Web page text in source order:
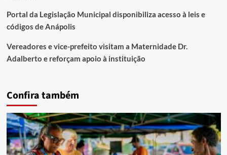
Portal da Legislação Municipal disponibiliza acesso à leis e
códigos de Anápolis
Vereadores e vice-prefeito visitam a Maternidade Dr.
Adalberto e reforçam apoio à instituição
Confira também